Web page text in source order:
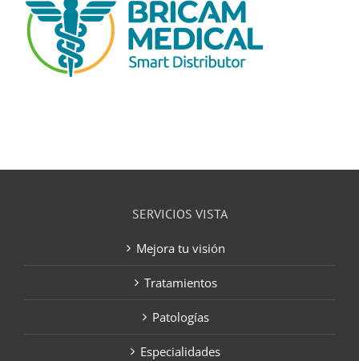
SERVICIOS VISTA
Mejora tu visión
Tratamientos
Patologías
Especialidades